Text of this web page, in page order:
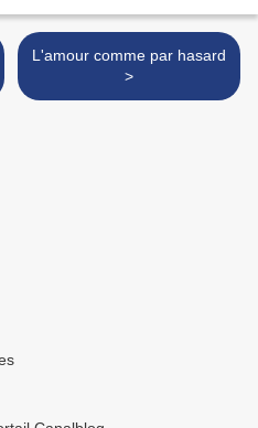
L'amour comme par hasard
>